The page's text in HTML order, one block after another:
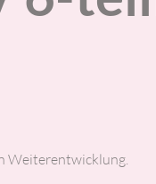
Weiterentwicklung.